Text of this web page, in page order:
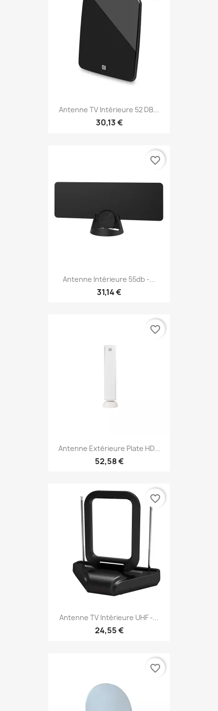
Antenne TV Intérieure 52 DB...
30,13 €
Antenne Intérieure 55db -...
31,14 €
favorite_border
Antenne Extérieure Plate HD...
52,58 €
favorite_border
Antenne TV Intérieure UHF -...
24,55 €
favorite_border
favorite_border